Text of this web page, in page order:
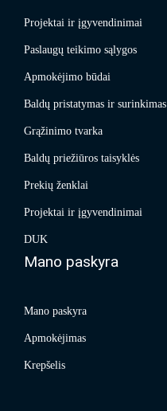
Projektai ir įgyvendinimai
Paslaugų teikimo sąlygos
Apmokėjimo būdai
Baldų pristatymas ir surinkimas
Grąžinimo tvarka
Baldų priežiūros taisyklės
Prekių ženklai
Projektai ir įgyvendinimai
DUK
Mano paskyra
Mano paskyra
Apmokėjimas
Krepšelis